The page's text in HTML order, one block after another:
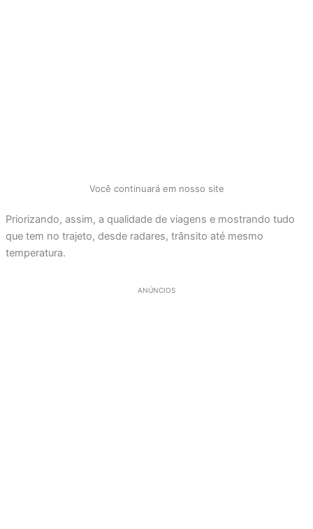
Você continuará em nosso site
Priorizando, assim, a qualidade de viagens e mostrando tudo
que tem no trajeto, desde radares, trânsito até mesmo
temperatura.
ANÚNCIOS